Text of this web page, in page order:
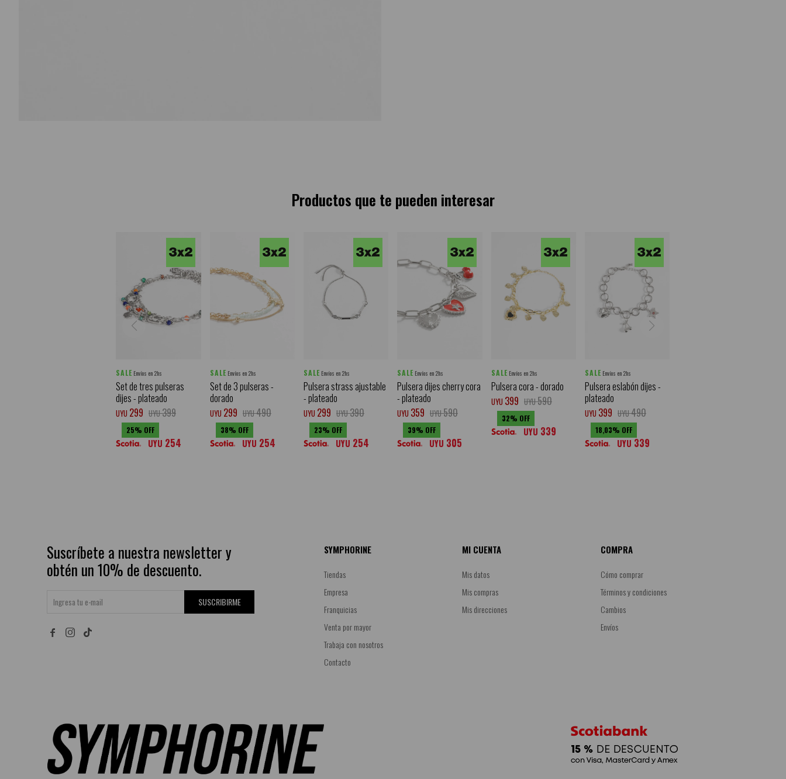
Productos que te pueden interesar
SALE Envíos en 2hs
Set de tres pulseras
dijes - plateado
UYU 299 UYU399
25
UYU 254
SALE Envíos en 2hs
Set de 3 pulseras -
dorado
UYU 299 UYU490
38
UYU 254
SALE Envíos en 2hs
Pulsera strass ajustable
- plateado
UYU 299 UYU390
23
UYU 254
SALE Envíos en 2hs
Pulsera dijes cherry cora
- plateado
UYU 359 UYU590
39
UYU 305
SALE Envíos en 2hs
Pulsera cora - dorado
UYU 399 UYU590
32
UYU 339
SALE Envíos en 2hs
Pulsera eslabón dijes -
plateado
UYU 399 UYU490
18,03
UYU 339
Suscríbete a nuestra newsletter y
obtén un 10% de descuento.
SUSCRIBIRME
 
SYMPHORINE
Tiendas
Empresa
Franquicias
Venta por mayor
Trabaja con nosotros
Contacto
MI CUENTA
Mis datos
Mis compras
Mis direcciones
COMPRA
Cómo comprar
Términos y condiciones
Cambios
Envíos